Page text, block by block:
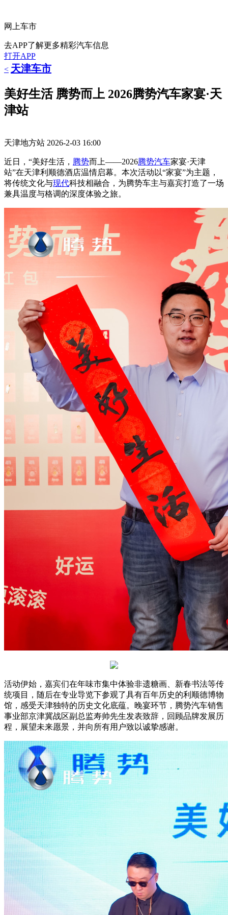
网上车市
去APP了解更多精彩汽车信息
打开APP
< 天津车市
美好生活 腾势而上 2026腾势汽车家宴·天
津站
天津地方站 2026-2-03 16:00
近日，“美好生活， 腾势而上——2026腾势汽车家宴·天津
站”在天津利顺德酒店温情启幕。本次活动以“家宴”为主题，
将传统文化与现代科技相融合，为腾势车主与嘉宾打造了一场
兼具温度与格调的深度体验之旅。
活动伊始，嘉宾们在年味市集中体验非遗糖画、新春书法等传
统项目，随后在专业导览下参观了具有百年历史的利顺德博物
馆，感受天津独特的历史文化底蕴。晚宴环节，腾势汽车销售
事业部京津冀战区副总监寿帅先生发表致辞，回顾品牌发展历
程，展望未来愿景，并向所有用户致以诚挚感谢。